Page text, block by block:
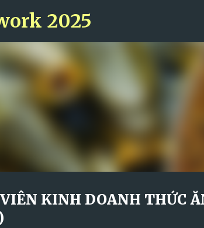
2025
KINH DOANH THỨC